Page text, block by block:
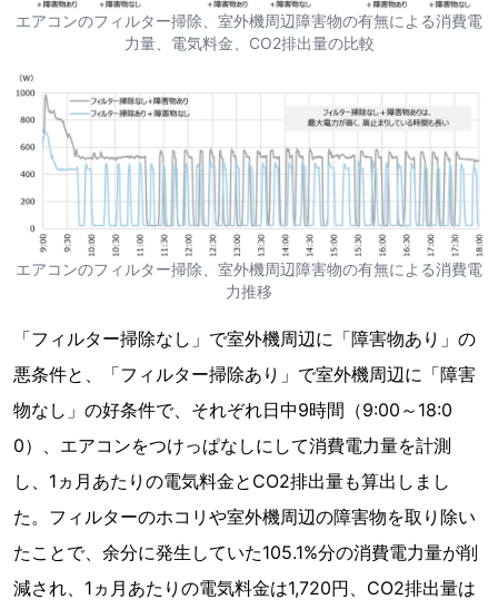
エアコンのフィルター掃除、室外機周辺障害物の有無による消費電
力量、電気料金、CO2排出量の比較
エアコンのフィルター掃除、室外機周辺障害物の有無による消費電
力推移
「フィルター掃除なし」で室外機周辺に「障害物あり」の
悪条件と、「フィルター掃除あり」で室外機周辺に「障害
物なし」の好条件で、それぞれ日中9時間（9:00～18:0
0）、エアコンをつけっぱなしにして消費電力量を計測
し、1ヵ月あたりの電気料金とCO2排出量も算出しまし
た。フィルターのホコリや室外機周辺の障害物を取り除い
たことで、余分に発生していた105.1%分の消費電力量が削
減され、1ヵ月あたりの電気料金は1,720円、CO2排出量は